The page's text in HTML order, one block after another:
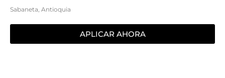
Sabaneta, Antioquia
APLICAR AHORA